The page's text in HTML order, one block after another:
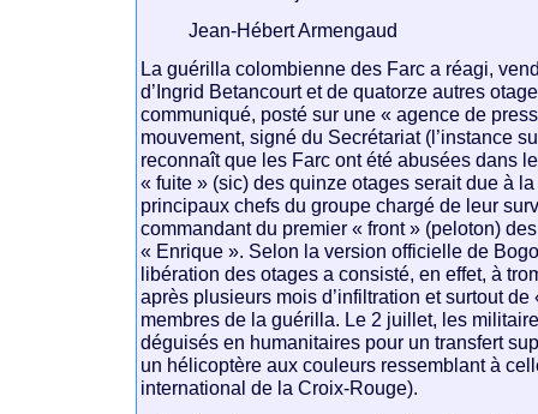
Jean-Hébert Armengaud
La guérilla colombienne des Farc a réagi,
d’Ingrid Betancourt et de quatorze autres
communiqué, posté sur une « agence de
mouvement, signé du Secrétariat (l’instance
reconnaît que les Farc ont été abusées dans
« fuite » (sic) des quinze otages serait due à
principaux chefs du groupe chargé de leur
commandant du premier « front » (peloton)
« Enrique ». Selon la version officielle de
libération des otages a consisté, en effet, à
après plusieurs mois d’infiltration et surtout de
membres de la guérilla. Le 2 juillet, les
déguisés en humanitaires pour un transfert
un hélicoptère aux couleurs ressemblant à
international de la Croix-Rouge).